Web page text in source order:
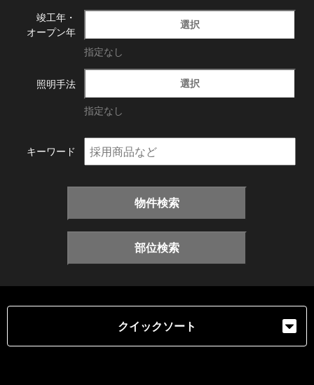
竣工年・
オープン年
選択
指定なし
照明手法 選択
指定なし
キーワード
物件検索
部位検索
クイックソート